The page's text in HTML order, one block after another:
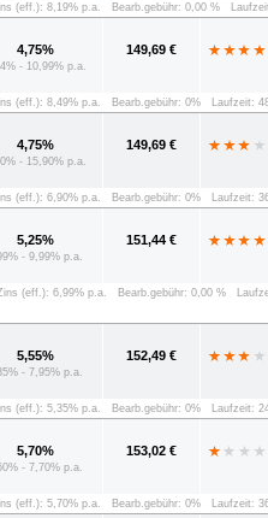
(eff.): 8,19% p.a. Bearb.gebühr: 0,00 %
4,75%
- 10,99% p.a.
149,69 €
(eff.): 8,49% p.a. Bearb.gebühr: 0% Laufzeit:
4,75%
- 15,90% p.a.
149,69 €
(eff.): 6,90% p.a. Bearb.gebühr: 0% Laufzeit:
5,25%
- 9,99% p.a.
151,44 €
(eff.): 6,99% p.a. Bearb.gebühr: 0,00 %
5,55%
- 7,95% p.a.
152,49 €
(eff.): 5,35% p.a. Bearb.gebühr: 0% Laufzeit:
5,70%
- 7,70% p.a.
153,02 €
(eff.): 5,70% p.a. Bearb.gebühr: 0% Laufzeit: